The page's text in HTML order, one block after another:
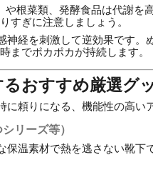
や根菜類、発酵食品は代謝を
すぎに注意しましょう。
神経を刺激して逆効果です。
までポカポカが持続します。
おすすめ厳選グ
に頼りになる、機能性の高い
リーズ等）
温素材で熱を逃さない靴下